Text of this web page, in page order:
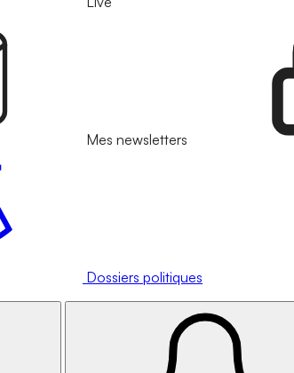
Mes newsletters
Dossiers politiques